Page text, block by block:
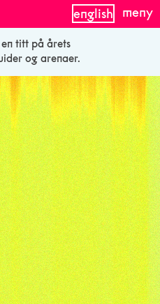
titt på årets
og arenaer.
english meny